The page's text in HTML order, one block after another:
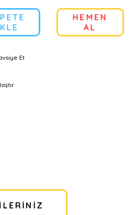
HEMEN
AL
Et